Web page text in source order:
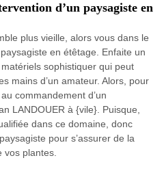
d’un paysagiste en
plus vieille, alors vous dans le
en étêtage. Enfaite un
sophistiquer qui peut
mains d’un amateur. Alors, pour
commandement d’un
LANDOUER à {vile}. Puisque,
dans ce domaine, donc
pour s’assurer de la
vos plantes.